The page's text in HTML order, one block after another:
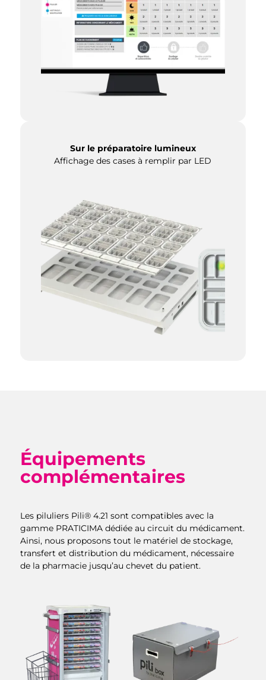
Sur le préparatoire lumineux
Affichage des cases à remplir par LED
Équipements
complémentaires
Les piluliers Pili® 4.21 sont compatibles avec la
gamme PRATICIMA dédiée au circuit du médicament.
Ainsi, nous proposons tout le matériel de stockage,
transfert et distribution du médicament, nécessaire
de la pharmacie jusqu’au chevet du patient.